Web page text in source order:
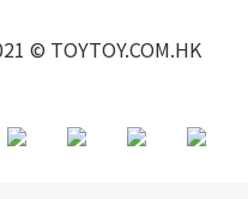
© TOYTOY.COM.HK